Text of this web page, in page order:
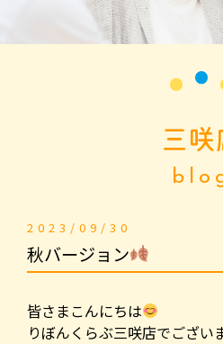
三咲
2023/09/30
秋バージョン
皆さまこんにちは
りぼんくらぶ三咲店でござい